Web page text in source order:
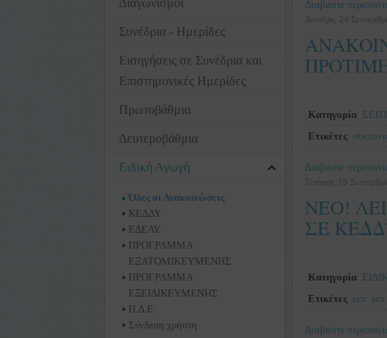
Διαβάστε
Δευτέρα, 24
Κατηγορία
Ετικέτες
Διαβάστε
Τετάρτη, 19
NEO!
ΣΕ
Κατηγορία
Ετικέτες εεπ
Διαβάστε
Συνέδρια - Ημερίδες
Εισηγήσεις σε Συνέδρια και
Επιστημονικές Ημερίδες
Πρωτοβάθμια
Δευτεροβάθμια
Ειδική Αγωγή
Όλες οι Ανακοινώσεις
ΚΕΔΔΥ
ΕΔΕΑΥ
ΠΡΟΓΡΑΜΜΑ
ΕΞΑΤΟΜΙΚΕΥΜΕΝΗΣ
ΠΡΟΓΡΑΜΜΑ
ΕΞΕΙΔΙΚΕΥΜΕΝΗΣ
Π.Δ.Ε.
Σύνδεση χρήστη